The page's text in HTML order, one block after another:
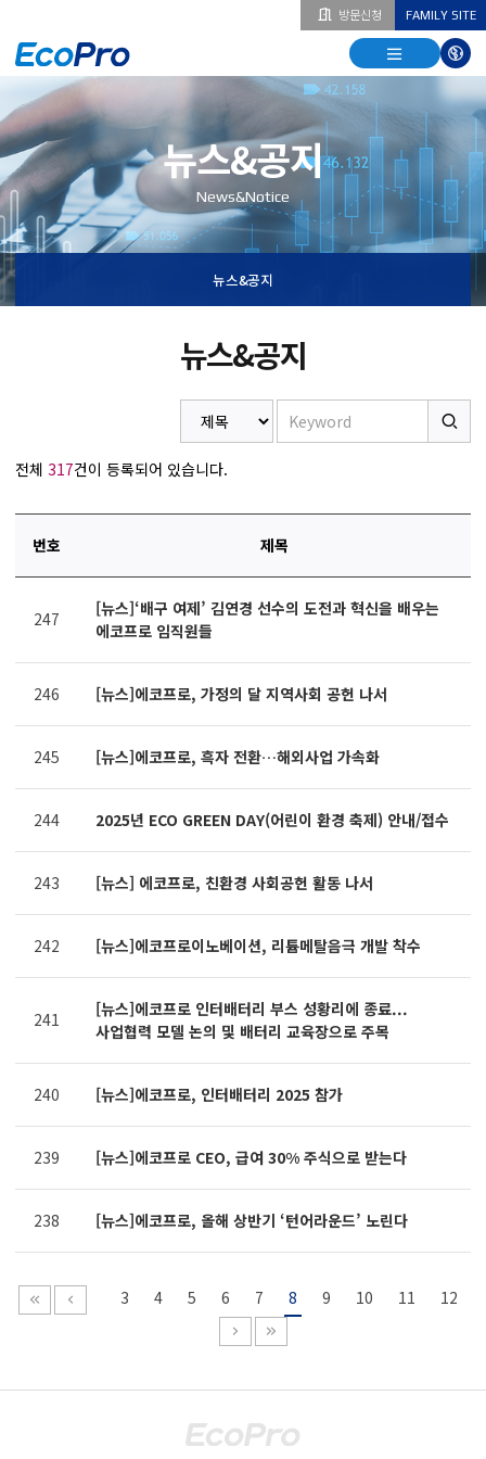
방문신청 FAMILY SITE
열기
열기
다국어
열기
뉴스&공지
News&Notice
뉴스&공지
뉴스&공지
전체 317건이 등록되어 있습니다.
파일,
조회수,
작성일
제공표
번호 제목
247
[뉴스]‘배구 여제’ 김연경 선수의 도전과 혁신을 배우는
에코프로 임직원들
246 [뉴스]에코프로, 가정의 달 지역사회 공헌 나서
245 [뉴스]에코프로, 흑자 전환…해외사업 가속화
244 2025년 ECO GREEN DAY(어린이 환경 축제) 안내/접수
243 [뉴스] 에코프로, 친환경 사회공헌 활동 나서
242 [뉴스]에코프로이노베이션, 리튬메탈음극 개발 착수
241
[뉴스]에코프로 인터배터리 부스 성황리에 종료...
사업협력 모델 논의 및 배터리 교육장으로 주목
240 [뉴스]에코프로, 인터배터리 2025 참가
239 [뉴스]에코프로 CEO, 급여 30% 주식으로 받는다
238 [뉴스]에코프로, 올해 상반기 ‘턴어라운드’ 노린다
3 4 5 6 7 8 9 10 11 12